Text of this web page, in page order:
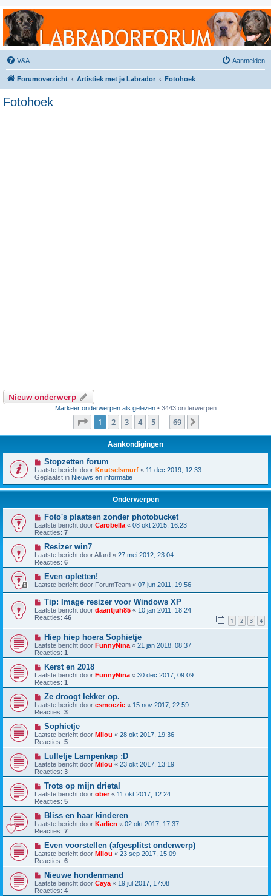
Labradorforum
Het gezelligste Labradorforum van Nederland en België!
V&A Aanmelden
Forumoverzicht Artistiek met je Labrador Fotohoek
Fotohoek
Nieuw onderwerp
Markeer onderwerpen als gelezen• 3443 onderwerpen
Pagina van 69
1 2 3 4 5 69
Aankondigingen
Stopzetten forum
Laatste bericht door Knutselsmurf « 11 dec 2019, 12:33
Geplaatst in Nieuws en informatie
Onderwerpen
Foto's plaatsen zonder photobucket
Laatste bericht door Carobella « 08 okt 2015, 16:23
Reacties: 7
Resizer win7
Laatste bericht doorAllard « 27 mei 2012, 23:04
Reacties: 6
Even opletten!
Laatste bericht door ForumTeam « 07 jun 2011, 19:56
Tip: Image resizer voor Windows XP
Laatste bericht door daantjuh85 « 10 jan 2011, 18:24
Reacties: 46 1 2 3 4
Hiep hiep hoera Sophietje
Laatste bericht door FunnyNina « 21 jan 2018, 08:37
Reacties: 1
Kerst en 2018
Laatste bericht door FunnyNina « 30 dec 2017, 09:09
Reacties: 1
Ze droogt lekker op.
Laatste bericht door esmoezie « 15 nov 2017, 22:59
Reacties: 3
Sophietje
Laatste bericht door Milou « 28 okt 2017, 19:36
Reacties: 5
Lulletje Lampenkap :D
Laatste bericht door Milou « 23 okt 2017, 13:19
Reacties: 3
Trots op mijn drietal
Laatste bericht door ober« 11 okt 2017, 12:24
Reacties: 5
Bliss en haar kinderen
Laatste bericht door Karlien « 02 okt 2017, 17:37
Reacties: 7
Even voorstellen (afgesplitst onderwerp)
Laatste bericht door Milou « 23 sep 2017, 15:09
Reacties: 6
Nieuwe hondenmand
Laatste bericht door Caya « 19 jul 2017, 17:08
Reacties: 4